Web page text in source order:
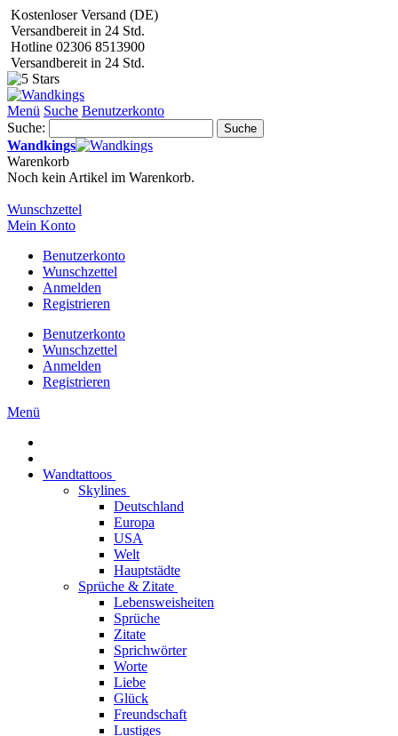
Kostenloser Versand (DE)
Versandbereit in 24 Std.
Hotline 02306 8513900
Versandbereit in 24 Std.
Menü Suche Benutzerkonto
Suche:
Suche
Wandkings
Warenkorb
Noch kein Artikel im Warenkorb.
Wunschzettel
Mein Konto
Benutzerkonto
Wunschzettel
Anmelden
Registrieren
Benutzerkonto
Wunschzettel
Anmelden
Registrieren
Menü
Wandtattoos
Skylines
Deutschland
Europa
USA
Welt
Hauptstädte
Sprüche & Zitate
Lebensweisheiten
Sprüche
Zitate
Sprichwörter
Worte
Liebe
Glück
Freundschaft
Lustiges